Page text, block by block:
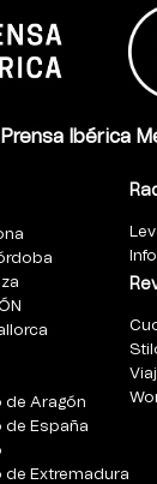
Ibérica
de Aragón
de España
de Extremadura